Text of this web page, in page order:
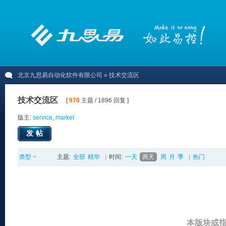
北京九思易自动化软件有限公司 » 技术交流区
技术交流区 [978 主题 / 1896 回复 ]
版主: service, market
发帖
类型 主题: 全部 精华 时间: 一天 两天 周 月 季 热门
本版块或